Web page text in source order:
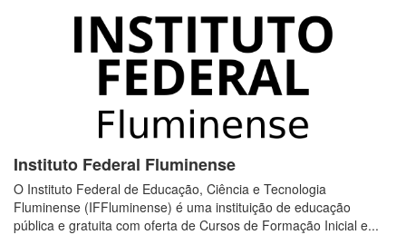
Instituto Federal Fluminense
O Instituto Federal de Educação, Ciência e Tecnologia
Fluminense (IFFluminense) é uma instituição de educação
pública e gratuita com oferta de Cursos de Formação Inicial e...